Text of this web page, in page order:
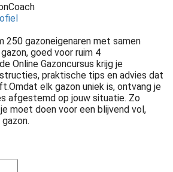
250 gazoneigenaren met samen
goed voor ruim 4
Online Gazoncursus krijg je
praktische tips en advies dat
elk gazon uniek is, ontvang je
afgestemd op jouw situatie. Zo
moet doen voor een blijvend vol,